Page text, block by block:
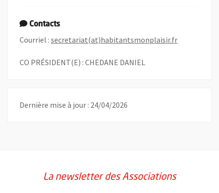
Contacts
Courriel : secretariat(at)habitantsmonplaisir.fr, Ouvre une
CO PRÉSIDENT(E) : CHEDANE DANIEL
Dernière mise à jour : 24/04/2026
La newsletter des Associations